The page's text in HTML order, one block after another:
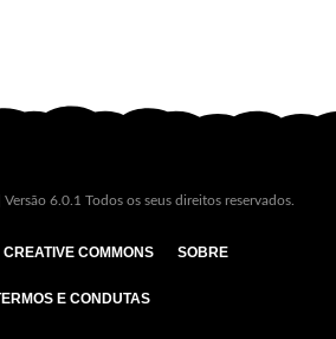
6.0.1 Todos os seus direitos reservados.
CREATIVE COMMONS SOBRE
E CONDUTAS